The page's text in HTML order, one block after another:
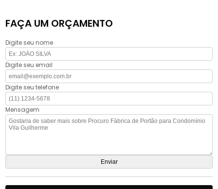
FAÇA UM ORÇAMENTO
Digite seu nome
Digite seu email
Digite seu telefone
Mensagem